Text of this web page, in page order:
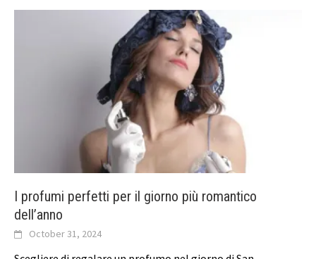
I profumi perfetti per il giorno più romantico
dell’anno
October 31, 2024